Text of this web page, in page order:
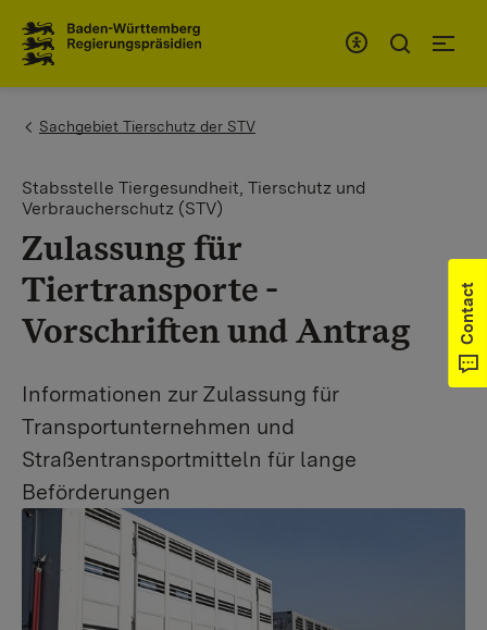
You are here:
Sachgebiet Tierschutz der STV
Stabsstelle Tiergesundheit, Tierschutz und
Verbraucherschutz (STV)
Zulassung für
Tiertransporte -
Vorschriften und Antrag
Informationen zur Zulassung für
Transportunternehmen und
Straßentransportmitteln für lange
Beförderungen
Contact